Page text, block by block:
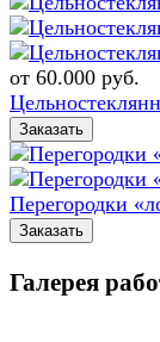
от 60.000 руб.
Заказать
Перегородки
Заказать
Галерея